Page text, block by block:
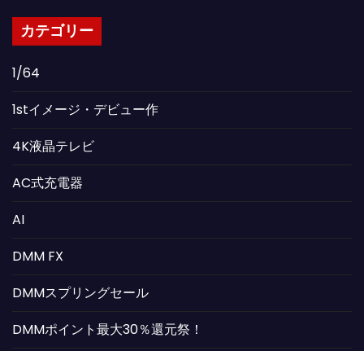
カテゴリー
1/64
1stイメージ・デビュー作
4K液晶テレビ
AC式充電器
AI
DMM FX
DMMスプリングセール
DMMポイント最大30％還元祭！